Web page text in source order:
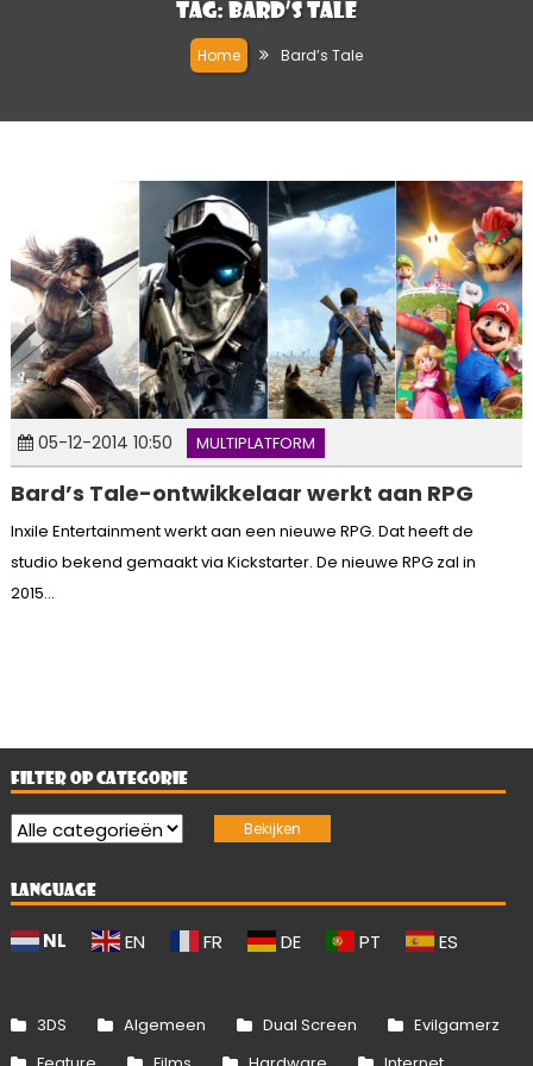
Tag: Bard’s Tale
Home Bard’s Tale
05-12-2014 10:50 MULTIPLATFORM
Bard’s Tale-ontwikkelaar werkt aan RPG
Inxile Entertainment werkt aan een nieuwe RPG. Dat heeft de
studio bekend gemaakt via Kickstarter. De nieuwe RPG zal in
2015...
FILTER OP CATEGORIE
LANGUAGE
NL EN FR DE PT ES
3DS Algemeen Dual Screen
Evilgamerz